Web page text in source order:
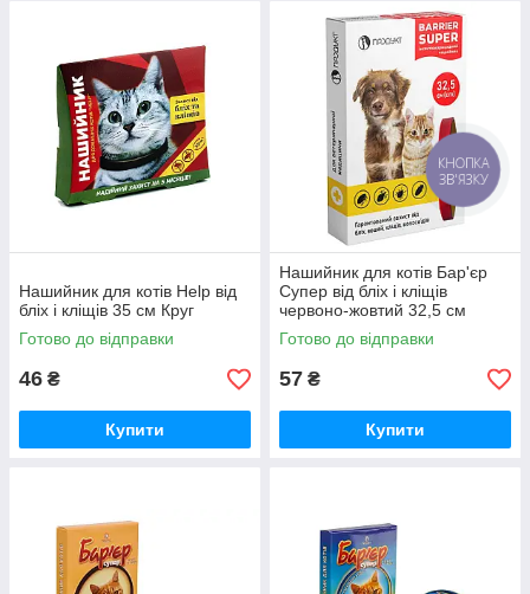
Нашийник для котів Help від
бліх і кліщів 35 см Круг
Готово до відправки
46 ₴
Купити
Нашийник для котів Бар'єр
Супер від бліх і кліщів
червоно-жовтий 32,5 см
Продукт
Готово до відправки
57 ₴
Купити
КНОПКА
ЗВ'ЯЗКУ